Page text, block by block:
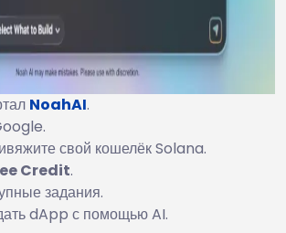
NoahAI.
свой кошелёк Solana.
Credit.
задания.
dApp с помощью AI.